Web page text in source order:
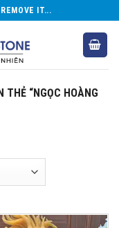
IT...
THẺ “NGỌC HOÀNG